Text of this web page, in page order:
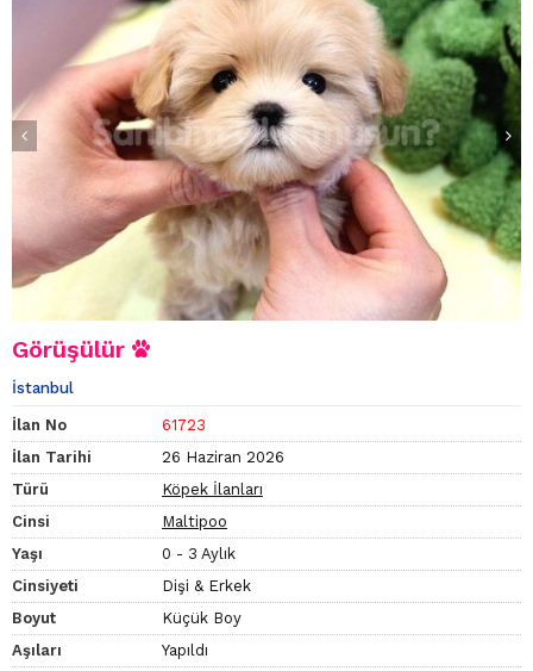
Görüşülür
İstanbul
İlan No
61723
İlan Tarihi
26 Haziran 2026
Türü
Köpek İlanları
Cinsi
Maltipoo
Yaşı
0 - 3 Aylık
Cinsiyeti
Dişi & Erkek
Boyut
Küçük Boy
Aşıları
Yapıldı